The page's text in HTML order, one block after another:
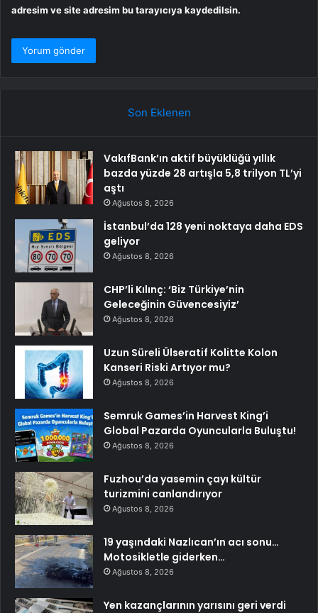
adresim ve site adresim bu tarayıcıya kaydedilsin.
Son Eklenen
VakıfBank’ın aktif büyüklüğü yıllık
bazda yüzde 28 artışla 5,8 trilyon TL’yi
aştı
Ağustos 8, 2026
İstanbul’da 128 yeni noktaya daha EDS
geliyor
Ağustos 8, 2026
CHP’li Kılınç: ‘Biz Türkiye’nin
Geleceğinin Güvencesiyiz’
Ağustos 8, 2026
Uzun Süreli Ülseratif Kolitte Kolon
Kanseri Riski Artıyor mu?
Ağustos 8, 2026
Semruk Games’in Harvest King’i
Global Pazarda Oyuncularla Buluştu!
Ağustos 8, 2026
Fuzhou’da yasemin çayı kültür
turizmini canlandırıyor
Ağustos 8, 2026
19 yaşındaki Nazlıcan’ın acı sonu…
Motosikletle giderken…
Ağustos 8, 2026
Yen kazançlarının yarısını geri verdi